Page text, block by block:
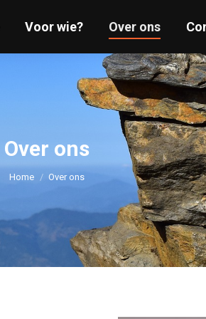
Voor wie? Over ons
Over ons
Je bent hier:
Home Over ons
Voor wie? Over ons